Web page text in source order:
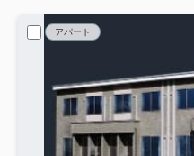
アパート